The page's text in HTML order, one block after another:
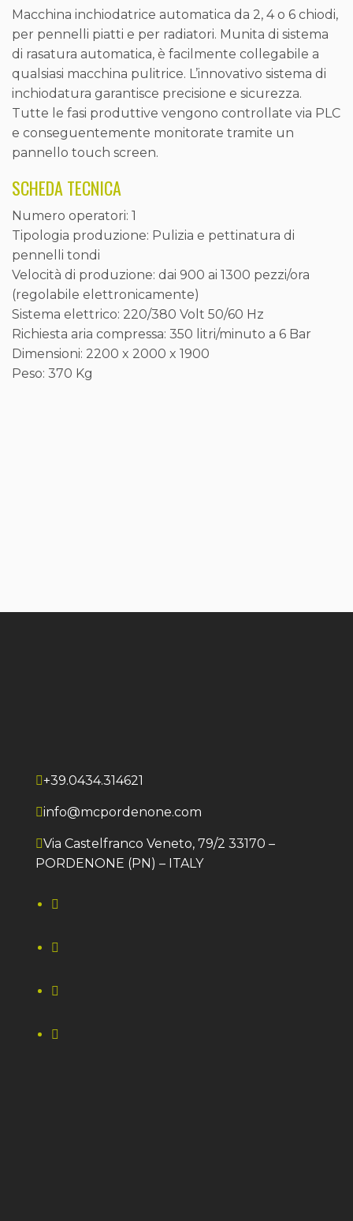
Macchina inchiodatrice automatica da 2, 4 o 6 chiodi,
per pennelli piatti e per radiatori. Munita di sistema
di rasatura automatica, è facilmente collegabile a
qualsiasi macchina pulitrice. L’innovativo sistema di
inchiodatura garantisce precisione e sicurezza.
Tutte le fasi produttive vengono controllate via PLC
e conseguentemente monitorate tramite un
pannello touch screen.
SCHEDA TECNICA
Numero operatori: 1
Tipologia produzione: Pulizia e pettinatura di
pennelli tondi
Velocità di produzione: dai 900 ai 1300 pezzi/ora
(regolabile elettronicamente)
Sistema elettrico: 220/380 Volt 50/60 Hz
Richiesta aria compressa: 350 litri/minuto a 6 Bar
Dimensioni: 2200 x 2000 x 1900
Peso: 370 Kg
+39.0434.314621
info@mcpordenone.com
Via Castelfranco Veneto, 79/2 33170 –
PORDENONE (PN) – ITALY